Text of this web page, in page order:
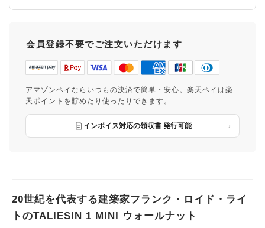
県
会員登録不要でご注文いただけます
アマゾンペイならいつもの決済で簡単・安心。楽天ペイは楽
天ポイントを貯めたり使ったりできます。
インボイス対応の領収書 発行可能
20世紀を代表する建築家フランク・ロイド・ライ
トのTALIESIN 1 MINI ウォールナット